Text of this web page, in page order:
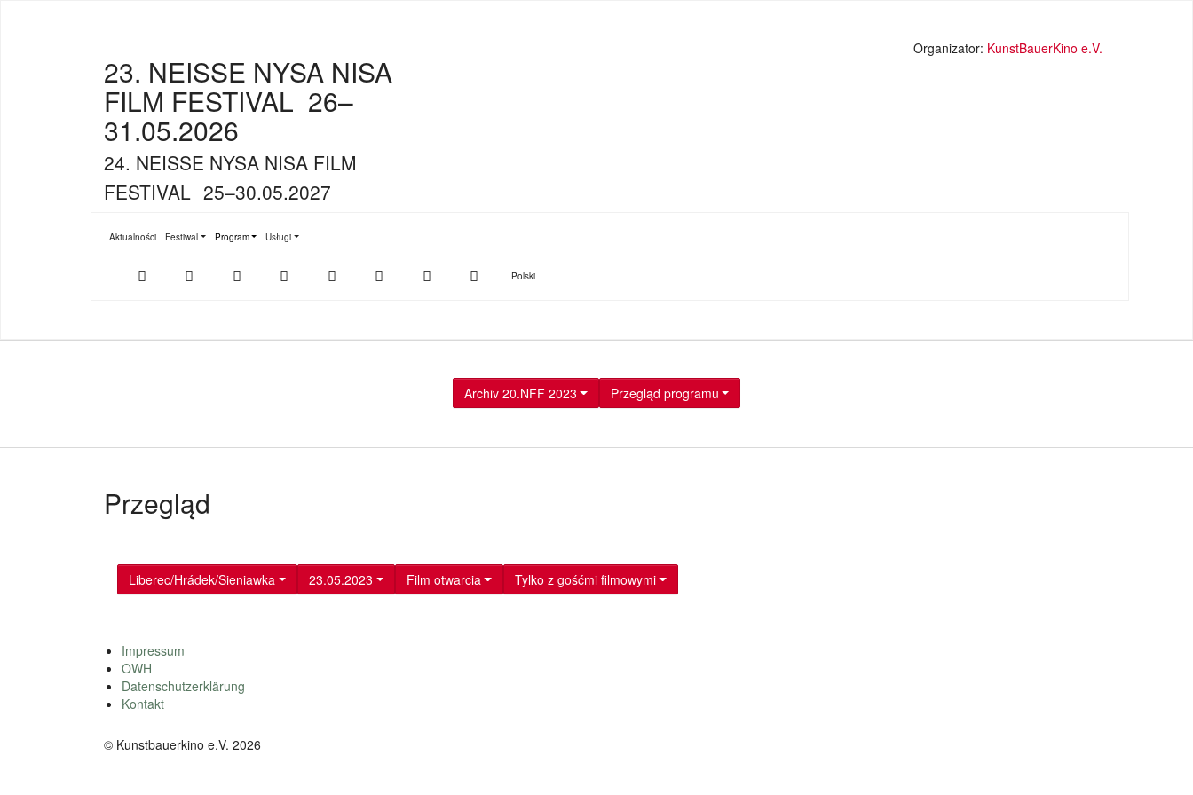
23. NEISSE NYSA NISA
FILM FESTIVAL 26–
31.05.2026
24. NEISSE NYSA NISA FILM
FESTIVAL 25–30.05.2027
Organizator: KunstBauerKino e.V.
Aktualności Festiwal
Submenu for "Festiwal"
Program
Submenu for "Program"
Usługi
Submenu for "Usługi"
Store
Play
Youtube Facebook Twitter Instagram SuchePolski
Archiv 20.NFF 2023 Przegląd programu
Przegląd
Liberec/Hrádek/Sieniawka 23.05.2023 Film otwarcia Tylko z gośćmi filmowymi
Impressum
OWH
Datenschutzerklärung
Kontakt
© Kunstbauerkino e.V. 2026